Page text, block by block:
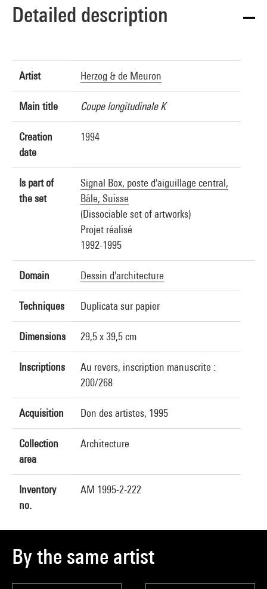
Detailed description
Artist Herzog & de Meuron
Main title Coupe longitudinale K
Creation
date
1994
Is part of
the set
Signal Box, poste d'aiguillage central,
Bâle, Suisse
(Dissociable set of artworks)
Projet réalisé
1992-1995
Domain Dessin d'architecture
Techniques Duplicata sur papier
Dimensions 29,5 x 39,5 cm
Inscriptions
Au revers, inscription manuscrite :
200/268
Acquisition Don des artistes, 1995
Collection
area
Architecture
Inventory
no.
AM 1995-2-222
By the same artist